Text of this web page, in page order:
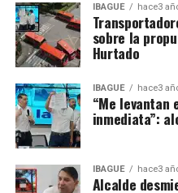
IBAGUÉ hace3
sobre la
Hurtado
IBAGUÉ hace3
“Me levantan
inmediata”:
IBAGUÉ hace3
Alcalde